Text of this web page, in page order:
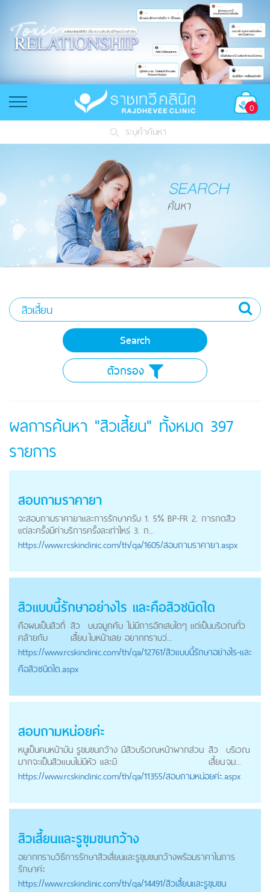
0
ระบุคำค้นหา
ตัวกรอง
ผลการค้นหา "สิวเสี้ยน" ทั้งหมด 397
รายการ
สอบถามราคายา
จะสอบถามราคายาและการรักษาครับ 1. 5% BP-FR 2. การกดสิว
แต่ละครั้งมีค่าบริการครั้งละเท่าไหร่ 3. ก...
https://www.rcskinclinic.com/th/qa/1605/สอบถามราคายา.aspx
สิวแบบนี้รักษาอย่างไร และคือสิวชนิดใด
คือผมเป็นสิวที่
คล้ายกับ
สิว
เสี้ยน
บนจมูกคับ ไม่มีการอักเสบใดๆ แต่เป็นบริเวณทั่ว
ใบหน้าเลย อยากทราบว่...
https://www.rcskinclinic.com/th/qa/12761/สิวแบบนี้รักษาอย่างไร-และ
คือสิวชนิดใด.aspx
สอบถามหน่อยค่ะ
หนูเป็นคนหน้ามัน รูขมขนกว้าง มีสิวบริเวณหน้าผากส่วน
มากจะเป็นสิวแบบไม่มีหัว และมี
สิว
เสี้ยน
บริเวณ
จม...
https://www.rcskinclinic.com/th/qa/11355/สอบถามหน่อยค่ะ.aspx
สิวเสี้ยนและรูขุมขนกว้าง
อยากทราบวิธีการรักษาสิวเสี่ยนและรูขุมขนกว้างพร้อมราคาในการ
รักษาค่ะ
https://www.rcskinclinic.com/th/qa/14491/สิวเสี้ยนและรูขุมขน